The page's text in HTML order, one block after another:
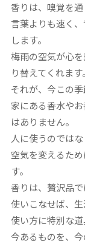
香りは、嗅覚を通
言葉よりも速く
します。
梅雨の空気が心
り替えてくれます。
それが、今この季
家にある香水や
はありません。
人に使うのではな
空気を変えるた
す。
香りは、贅沢品で
使いこなせば、生
使い方に特別な道
今あるものを、今